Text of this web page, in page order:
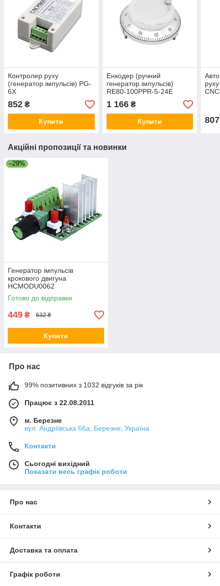
Контролер руху
(генератор імпульсів) PG-
6X
852 ₴
Купити
Енкодер (ручний
генератор імпульсів)
RE80-100PPR-5-24E
1 166₴
Купити 807
Акційні пропозиції та новинки
–29%
Генератор iмпульсiв
крокового двигуна
HCMODU0062
Готово до відправки
449 ₴ 632 ₴
Купити
Про нас
99% позитивних з 1032 відгуків за рік
Працює з 22.08.2011
м. Березне
вул. Андріївська 66а, Березне, Україна
Контакти
Сьогодні вихідний
Показати весь графік роботи
Про нас
Контакти
Доставка та оплата
Графік роботи